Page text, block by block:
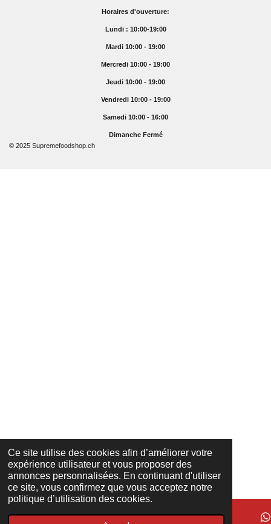
Ce site utilise des cookies afin d’améliorer votre
expérience utilisateur et vous proposer des
annonces personnalisées. En continuant d'utiliser
ce site, vous confirmez que vous acceptez notre
politique d’utilisation des cookies.
Horaires d'ouverture:
Lundi : 10:00-19:00
Mardi 10:00 - 19:00
Mercredi 10:00 - 19:00
Jeudi 10:00 - 19:00
Vendredi 10:00 - 19:00
Samedi 10:00 - 16:00
Dimanche Fermé
© 2025 Supremefoodshop.ch